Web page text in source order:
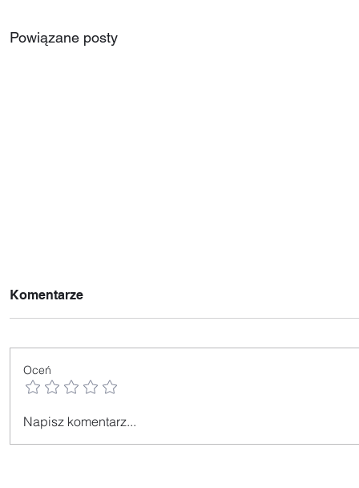
Powiązane posty
Rozmieszczenie
Komentarze
Oceń
Napisz komentarz...